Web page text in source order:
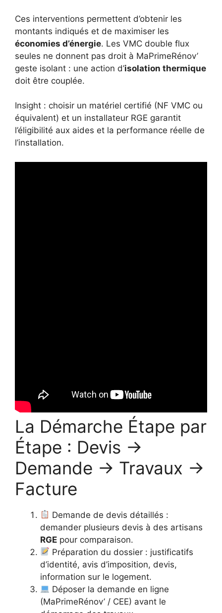
Ces interventions permettent d’obtenir les
montants indiqués et de maximiser les
économies d’énergie. Les VMC double flux
seules ne donnent pas droit à MaPrimeRénov’
geste isolant : une action d’isolation thermique
doit être couplée.
Insight : choisir un matériel certifié (NF VMC ou
équivalent) et un installateur RGE garantit
l’éligibilité aux aides et la performance réelle de
l’installation.
La Démarche Étape par
Étape : Devis →
Demande → Travaux →
Facture
Demande de devis détaillés :
demander plusieurs devis à des artisans
RGE pour comparaison.
Préparation du dossier : justificatifs
d’identité, avis d’imposition, devis,
information sur le logement.
Déposer la demande en ligne
(MaPrimeRénov’ / CEE) avant le